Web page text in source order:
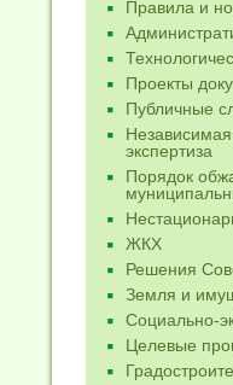
Правила и
Проекты
Публичные
экспертиза
Порядок
ЖКХ
Решения
Земля и
Социально-
Целевые